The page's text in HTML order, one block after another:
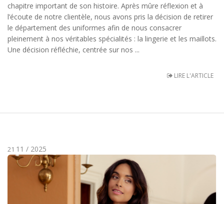
chapitre important de son histoire. Après mûre réflexion et à
l’écoute de notre clientèle, nous avons pris la décision de retirer
le département des uniformes afin de nous consacrer
pleinement à nos véritables spécialités : la lingerie et les maillots.
Une décision réfléchie, centrée sur nos ...
LIRE L'ARTICLE
21 11 / 2025